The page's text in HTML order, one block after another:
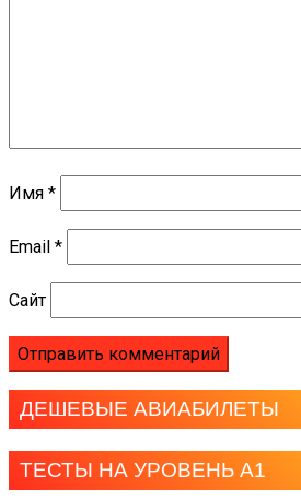
Имя *
Email *
Сайт
ДЕШЕВЫЕ АВИАБИЛЕТЫ
ТЕСТЫ НА УРОВЕНЬ А1